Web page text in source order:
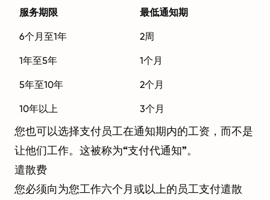
服务期限 最低通知期
6个月至1年 2周
1年至5年 1个月
5年至10年 2个月
10年以上 3个月
您也可以选择支付员工在通知期内的工资，而不是
让他们工作。这被称为“支付代通知”。
遣散费
您必须向为您工作六个月或以上的员工支付遣散